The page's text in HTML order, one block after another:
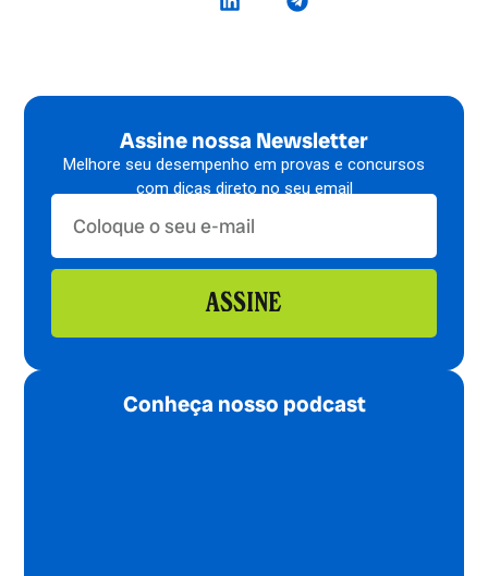
Assine nossa Newsletter
Melhore seu desempenho em provas e concursos
com dicas direto no seu email
ASSINE
Conheça nosso podcast